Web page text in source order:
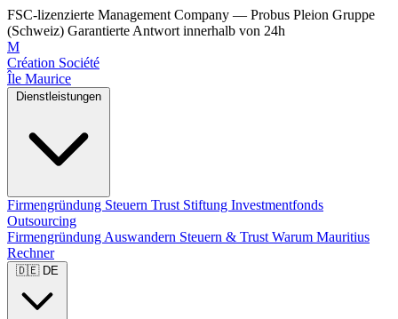
FSC-lizenzierte Management Company — Probus Pleion Gruppe
(Schweiz) Garantierte Antwort innerhalb von 24h
M
Création Société
Île Maurice
Firmengründung Steuern Trust Stiftung Investmentfonds
Outsourcing
Firmengründung Auswandern Steuern & Trust Warum Mauritius
Rechner